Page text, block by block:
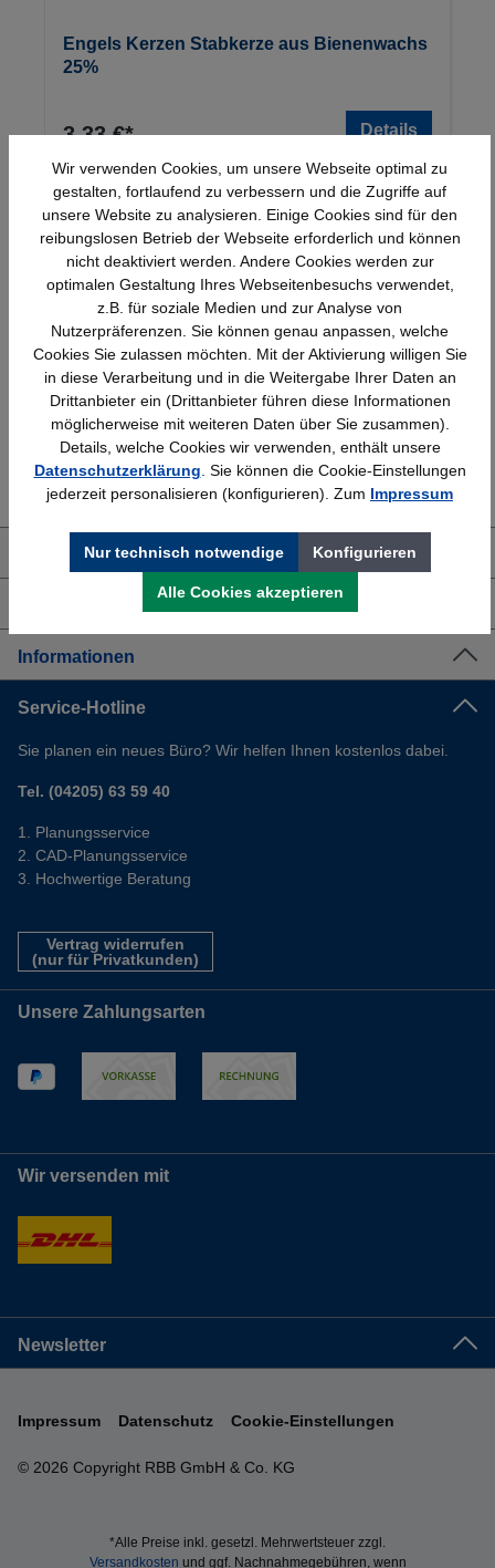
Engels Kerzen Stabkerze aus Bienenwachs
25%
3,33 €* Details
Schnelle Lieferung
Bundesweit
Topmarken
Faire Preise
Erfahrung
Bewährt seit 1958
Kostenlose Beratung
(04205) 635940
Über uns
Informationen
Service-Hotline
Sie planen ein neues Büro? Wir helfen Ihnen kostenlos dabei.
Tel. (04205) 63 59 40
Planungsservice
CAD-Planungsservice
Hochwertige Beratung
Vertrag widerrufen
(nur für Privatkunden)
Unsere Zahlungsarten
Wir versenden mit
Newsletter
© 2026 Copyright RBB GmbH & Co. KG
Impressum Datenschutz Cookie-Einstellungen
*Alle Preise inkl. gesetzl. Mehrwertsteuer zzgl.
Versandkosten und ggf. Nachnahmegebühren, wenn
Wir verwenden Cookies, um unsere Webseite optimal zu
gestalten, fortlaufend zu verbessern und die Zugriffe auf
unsere Website zu analysieren. Einige Cookies sind für den
reibungslosen Betrieb der Webseite erforderlich und können
nicht deaktiviert werden. Andere Cookies werden zur
optimalen Gestaltung Ihres Webseitenbesuchs verwendet,
z.B. für soziale Medien und zur Analyse von
Nutzerpräferenzen. Sie können genau anpassen, welche
Cookies Sie zulassen möchten. Mit der Aktivierung willigen Sie
in diese Verarbeitung und in die Weitergabe Ihrer Daten an
Drittanbieter ein (Drittanbieter führen diese Informationen
möglicherweise mit weiteren Daten über Sie zusammen).
Details, welche Cookies wir verwenden, enthält unsere
Datenschutzerklärung . Sie können die Cookie-Einstellungen
jederzeit personalisieren (konfigurieren). Zum Impressum
Nur technisch notwendige Konfigurieren
Alle Cookies akzeptieren